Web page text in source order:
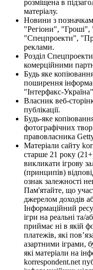
розміщена в
матеріалу.
Новини з
"Регіони",
"Спецпроекти",
реклами.
Розділ
комерційними
Будь яке
поширення
"Інтерфакс-
Власник веб-
публікації.
Будь-яке
фотографічних
правовласника
Матеріали сайту
старше 21 року
викликати ігрову
(принципів)
ознак залежності
Пам'ятайте, що
джерелом доходів
Інформаційний
ігри на реальні та/
приймає ні в якій
платежів, які
азартними іграми,
які матеріали на
korrespondent.net